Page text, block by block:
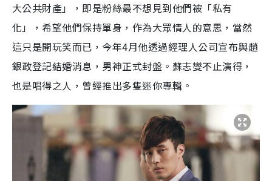
大公共財產」，即是粉絲最不想見到他們被「私有
化」，希望他們保持單身，作為大眾情人的意思，當然
這只是開玩笑而已，今年4月他透過經理人公司宣布與趙
銀政登記結婚消息，男神正式封盤。 蘇志燮不止演得，
也是唱得之人，曾經推出多隻迷你專輯。